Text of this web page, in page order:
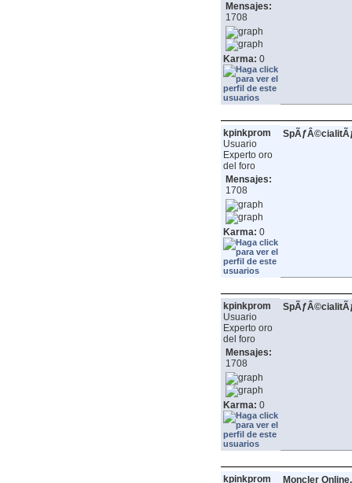
Mensajes:
1708
Karma: 0
kpinkprom
Usuario
Experto oro
del foro
Mensajes:
1708
Karma: 0
kpinkprom
Usuario
Experto oro
del foro
Mensajes:
1708
Karma: 0
kpinkprom
Moncler